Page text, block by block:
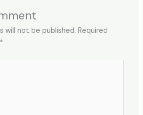
will not be published. Required
*